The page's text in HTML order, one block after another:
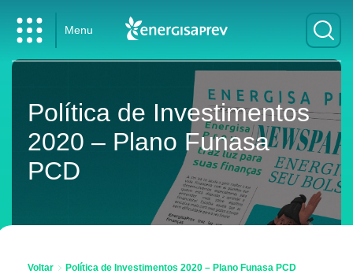
Menu
Política de Investimentos
2020 – Plano Funasa
PCD
Voltar
Política de Investimentos 2020 – Plano Funasa PCD